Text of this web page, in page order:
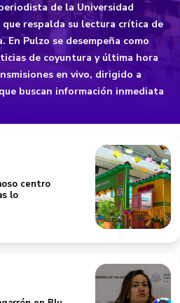
de la Universidad
respalda su lectura crítica de
Pulzo se desempeña como
de coyuntura y última hora
en vivo, dirigido a
buscan información inmediata
centro
lo